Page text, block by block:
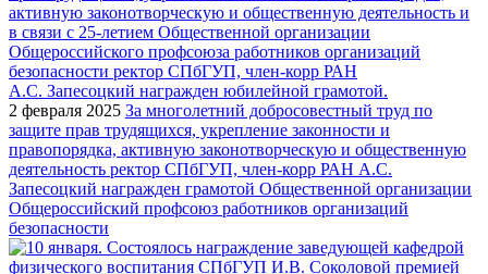
2 февраля 2025 За многолетний добросовестный труд по
защите прав трудящихся, укрепление законности и
правопорядка, активную законотворческую и общественную
деятельность ректор СПбГУП, член-корр РАН А.С.
Запесоцкий награжден грамотой Общественной организации
Общероссийский профсоюз работников организаций
безопасности